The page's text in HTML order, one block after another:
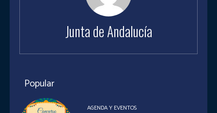
Junta de Andalucía
Popular
AGENDA Y EVENTOS